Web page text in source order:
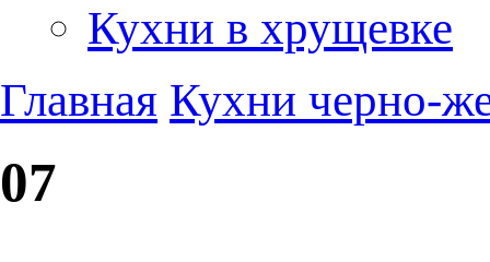
Кухни в хрущевке
Главная Кухни черно-
07